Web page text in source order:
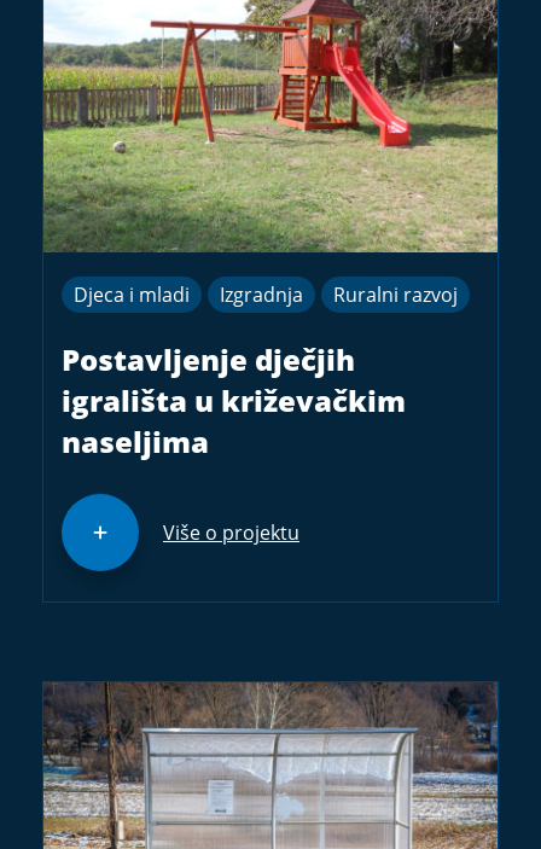
Djeca i mladi Izgradnja Ruralni razvoj
Postavljenje dječjih
igrališta u križevačkim
naseljima
Više o projektu